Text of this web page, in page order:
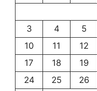
3
4 5
10
11 12
17
18 19
24
25 26